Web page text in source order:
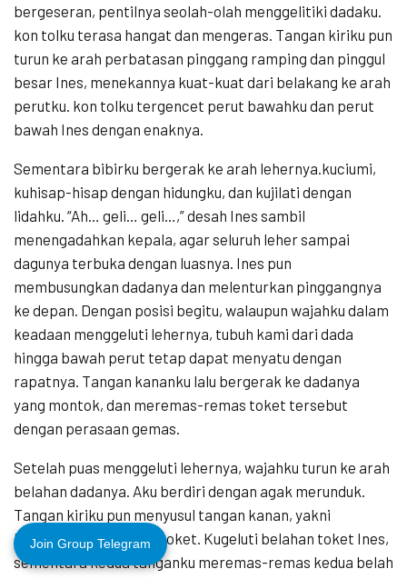
bergeseran, pentilnya seolah-olah menggelitiki dadaku.
kon tolku terasa hangat dan mengeras. Tangan kiriku pun
turun ke arah perbatasan pinggang ramping dan pinggul
besar Ines, menekannya kuat-kuat dari belakang ke arah
perutku. kon tolku tergencet perut bawahku dan perut
bawah Ines dengan enaknya.
Sementara bibirku bergerak ke arah lehernya.kuciumi,
kuhisap-hisap dengan hidungku, dan kujilati dengan
lidahku. “Ah… geli… geli…,” desah Ines sambil
menengadahkan kepala, agar seluruh leher sampai
dagunya terbuka dengan luasnya. Ines pun
membusungkan dadanya dan melenturkan pinggangnya
ke depan. Dengan posisi begitu, walaupun wajahku dalam
keadaan menggeluti lehernya, tubuh kami dari dada
hingga bawah perut tetap dapat menyatu dengan
rapatnya. Tangan kananku lalu bergerak ke dadanya
yang montok, dan meremas-remas toket tersebut
dengan perasaan gemas.
Setelah puas menggeluti lehernya, wajahku turun ke arah
belahan dadanya. Aku berdiri dengan agak merunduk.
Tangan kiriku pun menyusul tangan kanan, yakni
bergerak memegangi toket. Kugeluti belahan toket Ines,
sementara kedua tanganku meremas-remas kedua belah
Join Group Telegram